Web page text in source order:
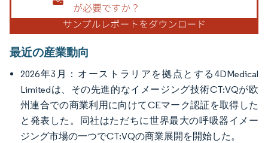
最近の産業動向
2026年3月：オーストラリアを拠点とする4DMedical
Limitedは、その先進的なイメージング技術CT:VQが欧
州連合での商業利用に向けてCEマーク認証を取得した
と発表した。同社はただちに世界最大の呼吸器イメー
ジング市場の一つでCT:VQの商業展開を開始した。